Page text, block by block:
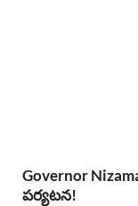
Governor
పర్యటన!